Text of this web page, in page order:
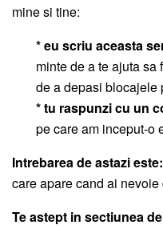
mine si tine:
* eu scriu aceasta
minte de a te ajuta sa
de a depasi blocajele
* tu raspunzi cu un
pe care am inceput-o
Intrebarea de astazi este:
care apare cand ai nevoie
Te astept in sectiunea